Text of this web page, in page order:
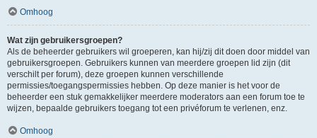
Omhoog
Wat zijn gebruikersgroepen?
Als de beheerder gebruikers wil groeperen, kan hij/zij dit doen door middel van
gebruikersgroepen. Gebruikers kunnen van meerdere groepen lid zijn (dit
verschilt per forum), deze groepen kunnen verschillende
permissies/toegangspermissies hebben. Op deze manier is het voor de
beheerder een stuk gemakkelijker meerdere moderators aan een forum toe te
wijzen, bepaalde gebruikers toegang tot een privéforum te verlenen, enz.
Omhoog